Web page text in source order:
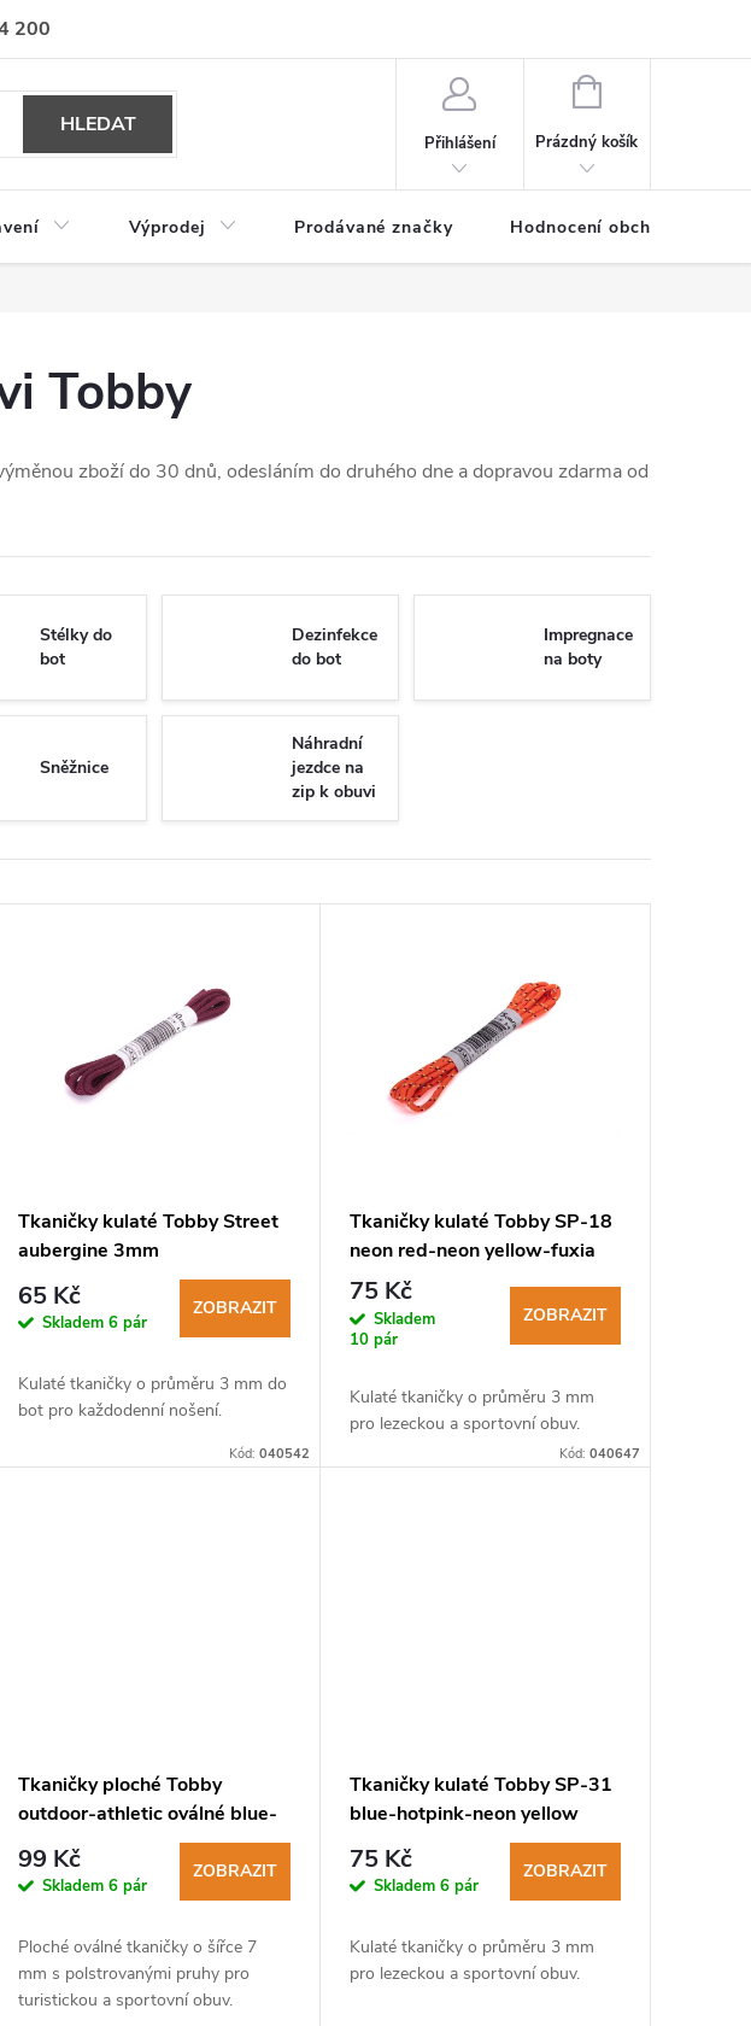
200
obchodu
HLEDAT
Přihlášení
NÁKUPNÍ
Prázdný košík
Výprodej Prodávané značky Hodnocení obchodu
Tobby
zboží do 30 dnů, odesláním do druhého dne a dopravou zdarma od
Stélky do
bot
Dezinfekce
do bot
Impregnace
na boty
Sněžnice
Náhradní
jezdce na
zip k obuvi
Tkaničky kulaté Tobby Street
aubergine 3mm
65 Kč
Skladem6 pár
ZOBRAZIT
Kulaté tkaničky o průměru 3 mm do
bot pro každodenní nošení.
Kód: 040542
Tkaničky kulaté Tobby SP-18
neon red-neon yellow-fuxia
3mm
75 Kč
Skladem
10 pár
ZOBRAZIT
Kulaté tkaničky o průměru 3 mm
pro lezeckou a sportovní obuv.
Kód: 040647
Tkaničky ploché Tobby
outdoor-athletic oválné blue-
white-vin
99 Kč
Skladem6 pár
ZOBRAZIT
Ploché oválné tkaničky o šířce 7
mm s polstrovanými pruhy pro
turistickou a sportovní obuv.
Tkaničky kulaté Tobby SP-31
blue-hotpink-neon yellow
75 Kč
Skladem 6 pár
ZOBRAZIT
Kulaté tkaničky o průměru 3 mm
pro lezeckou a sportovní obuv.